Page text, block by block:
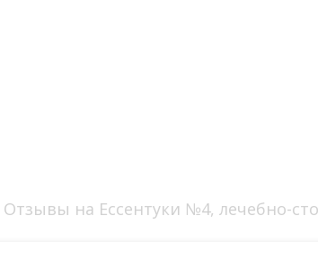
Отзывы на Ессентуки №4, лечебно-